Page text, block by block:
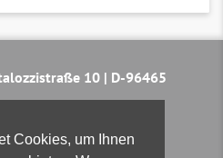
Cookies, um Ihnen
10 | D-96465
Gymnasium